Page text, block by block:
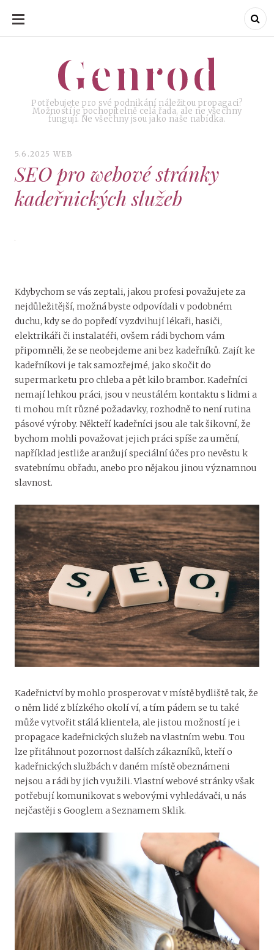
SKIP
CONTENT
Genrod
Potřebujete pro své podnikání náležitou propagaci?
Možností je pochopitelně celá řada, ale ne všechny
fungují. Ne všechny jsou jako naše nabídka.
Genrod
5.6.2025 WEB
SEO pro webové stránky
kadeřnických služeb
Kdybychom se vás zeptali, jakou profesi považujete za
nejdůležitější, možná byste odpovídali v podobném
duchu, kdy se do popředí vyzdvihují lékaři, hasiči,
elektrikáři či instalatéři, ovšem rádi bychom vám
připomněli, že se neobejdeme ani bez kadeřníků. Zajít ke
kadeřníkovi je tak samozřejmé, jako skočit do
supermarketu pro chleba a pět kilo brambor. Kadeřníci
nemají lehkou práci, jsou v neustálém kontaktu s lidmi a
ti mohou mít různé požadavky, rozhodně to není rutina
pásové výroby. Někteří kadeřníci jsou ale tak šikovní, že
bychom mohli považovat jejich práci spíše za umění,
například jestliže aranžují speciální účes pro nevěstu k
svatebnímu obřadu, anebo pro nějakou jinou významnou
slavnost.
Kadeřnictví by mohlo prosperovat v místě bydliště tak, že
o něm lidé z blízkého okolí ví, a tím pádem se tu také
může vytvořit stálá klientela, ale jistou možností je i
propagace kadeřnických služeb na vlastním webu. Tou
lze přitáhnout pozornost dalších zákazníků, kteří o
kadeřnických službách v daném místě obeznámeni
nejsou a rádi by jich využili.Vlastní webové stránky však
potřebují komunikovat s webovými vyhledávači, u nás
nejčastěji s Googlem a Seznamem Sklik.